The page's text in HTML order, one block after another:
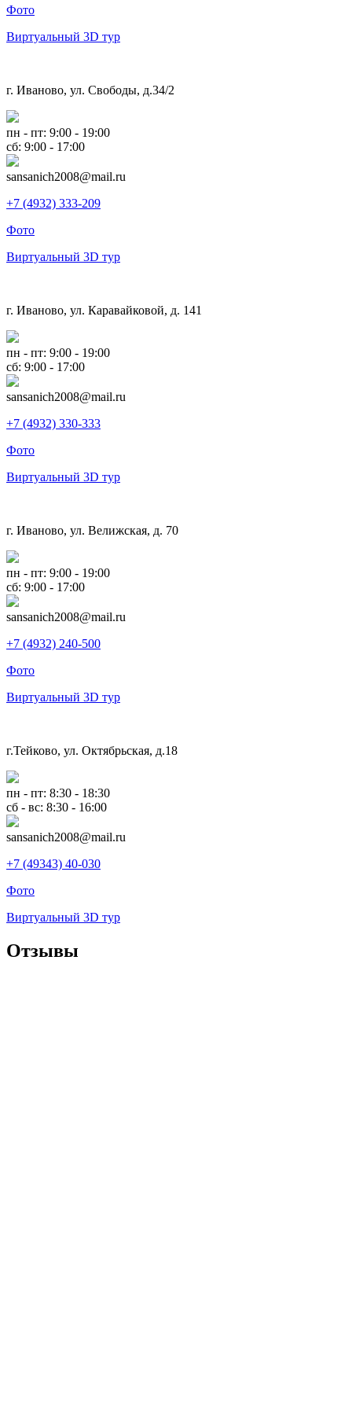
Фото
Виртуальный 3D тур
г. Иваново, ул. Свободы, д.34/2
пн - пт: 9:00 - 19:00
сб: 9:00 - 17:00
sansanich2008@mail.ru
+7 (4932) 333-209
Фото
Виртуальный 3D тур
г. Иваново, ул. Каравайковой, д. 141
пн - пт: 9:00 - 19:00
сб: 9:00 - 17:00
sansanich2008@mail.ru
+7 (4932) 330-333
Фото
Виртуальный 3D тур
г. Иваново, ул. Велижская, д. 70
пн - пт: 9:00 - 19:00
сб: 9:00 - 17:00
sansanich2008@mail.ru
+7 (4932) 240-500
Фото
Виртуальный 3D тур
г.Тейково, ул. Октябрьская, д.18
пн - пт: 8:30 - 18:30
сб - вс: 8:30 - 16:00
sansanich2008@mail.ru
+7 (49343) 40-030
Фото
Виртуальный 3D тур
Отзывы